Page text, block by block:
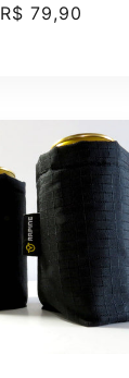
Preço
R$ 79,90